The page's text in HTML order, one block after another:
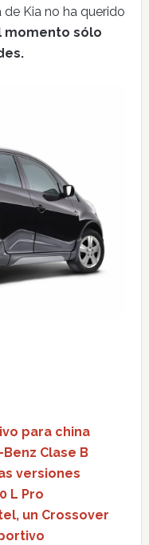
Kia no ha querido
momento sólo
para china
Clase B
versiones
L Pro
un Crossover